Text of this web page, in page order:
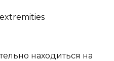
находиться на